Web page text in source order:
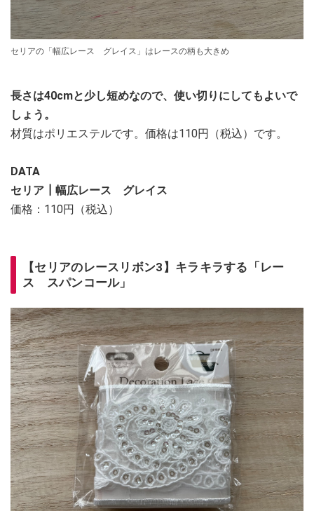
セリアの「幅広レース グレイス」はレースの柄も大きめ
長さは40cmと少し短めなので、使い切りにしてもよいで
しょう。
材質はポリエステルです。価格は110円（税込）です。
DATA
セリア┃幅広レース グレイス
価格：110円（税込）
【セリアのレースリボン3】キラキラする「レー
ス スパンコール」